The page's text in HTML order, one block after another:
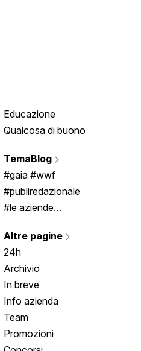
Educazione
Qualcosa di buono
TemaBlog
#gaia #wwf
#publiredazionale
#le aziende
Altre pagine
24h
Archivio
In breve
Info azienda
Team
Promozioni